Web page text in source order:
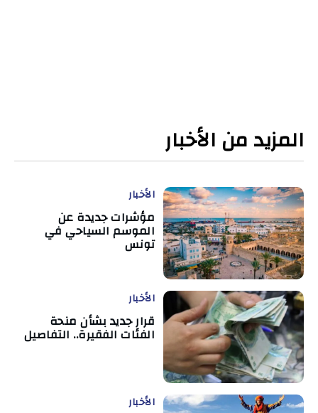
المزيد من الأخبار
الأخبار
مؤشرات جديدة عن
الموسم السياحي في
تونس
الأخبار
قرار جديد بشأن منحة
الفئات الفقيرة.. التفاصيل
الأخبار